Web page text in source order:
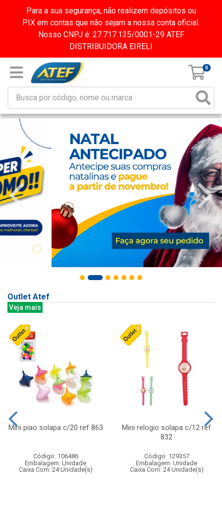
Para a sua segurança, não realizem depósitos ou
PIX em contas que não sejam a nossa conta oficial.
Nosso CNPJ é: 27.717.135/0001-29 ATEF
DISTRIBUIDORA EIRELI
0
Outlet Atef
Veja mais
Mini piao solapa c/20 ref 863
Código: 106486
Embalagem: Unidade
Caixa Com: 24 Unidade(s)
Mini relogio solapa c/12 ref
832
Código: 129357
Embalagem: Unidade
Caixa Com: 24 Unidade(s)